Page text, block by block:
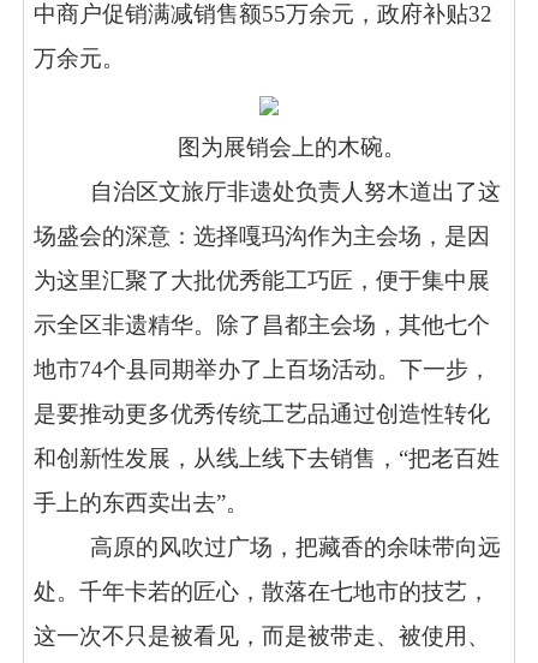
中商户促销满减销售额55万余元，政府补贴32
万余元。
图为展销会上的木碗。
自治区文旅厅非遗处负责人努木道出了这
场盛会的深意：选择嘎玛沟作为主会场，是因
为这里汇聚了大批优秀能工巧匠，便于集中展
示全区非遗精华。除了昌都主会场，其他七个
地市74个县同期举办了上百场活动。下一步，
是要推动更多优秀传统工艺品通过创造性转化
和创新性发展，从线上线下去销售，“把老百姓
手上的东西卖出去”。
高原的风吹过广场，把藏香的余味带向远
处。千年卡若的匠心，散落在七地市的技艺，
这一次不只是被看见，而是被带走、被使用、